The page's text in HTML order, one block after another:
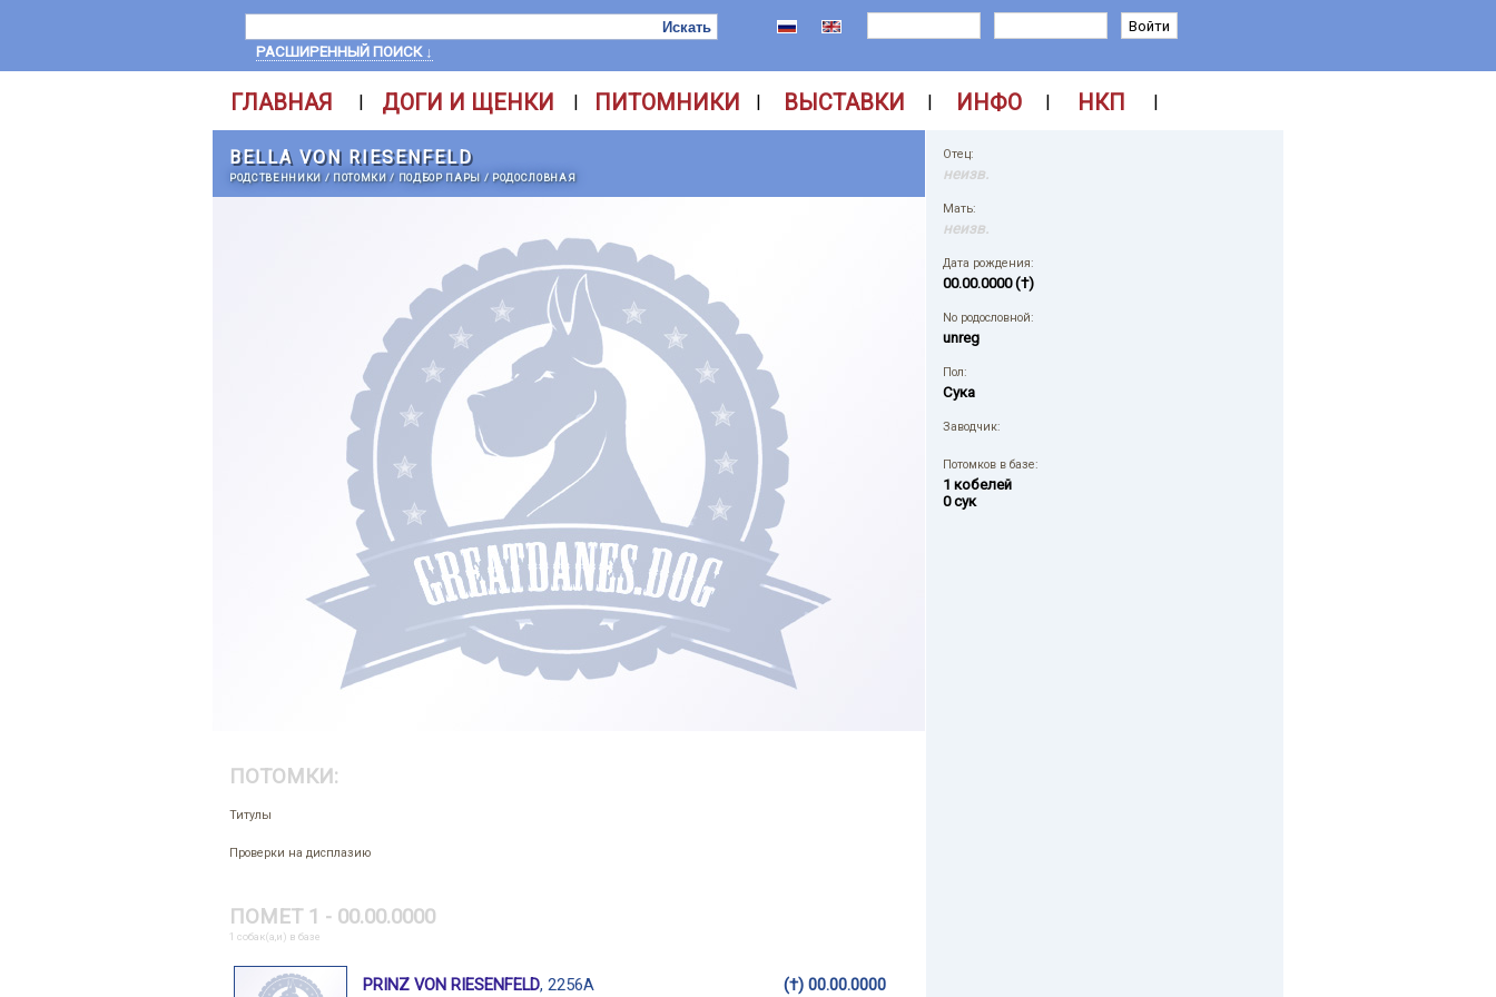
РАСШИРЕННЫЙ ПОИСК ↓
ГЛАВНАЯ | ДОГИ И ЩЕНКИ | ПИТОМНИКИ | ВЫСТАВКИ | ИНФО | НКП |
BELLA VON RIESENFELD
РОДСТВЕННИКИ / ПОТОМКИ/ ПОДБОР ПАРЫ / РОДОСЛОВНАЯ
ПОТОМКИ:
Титулы
Проверки на дисплазию
ПОМЕТ 1 - 00.00.0000
1 собак(а,и) в базе
PRINZ VON RIESENFELD, 2256A (†) 00.00.0000
Отец:
неизв.
Мать:
неизв.
Дата рождения:
00.00.0000 (†)
No родословной:
unreg
Пол:
Сука
Заводчик:
Потомков в базе:
1 кобелей
0 сук